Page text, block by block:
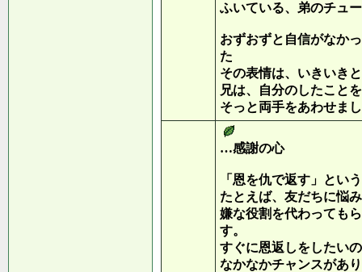
ふいている、弟のチュ
おずおずと自信がなか
た
その表情は、いきいき
兄は、自分のしたこと
そっと両手をあわせま
…感謝の心
「恩を仇で返す」とい
たとえば、友だちに悩
嫌な役割を代わっても
す。
すぐに恩返しをしたい
なかなかチャンスがあ